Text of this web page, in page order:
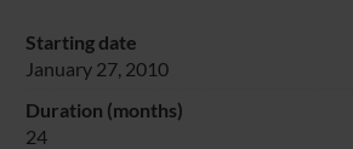
Starting date
January 27, 2010
Duration (months)
24